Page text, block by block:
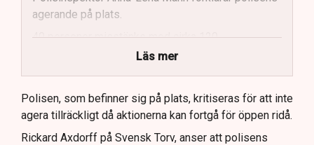
agerande på plats.
40 personer misstänks med cirka 120
brottsmisstankar kopplade.
Polisen använder drönare och uniformerad polis
för att dokumentera bevis.
Samtidigt är polisarbetet komplext när det gäller
att navigera juridiska rättigheter och gränser.
Läs mer
Polisen, som befinner sig på plats, kritiseras för att inte
agera tillräckligt då aktionerna kan fortgå för öppen ridå.
Rickard Axdorff på Svensk Torv, anser att polisens